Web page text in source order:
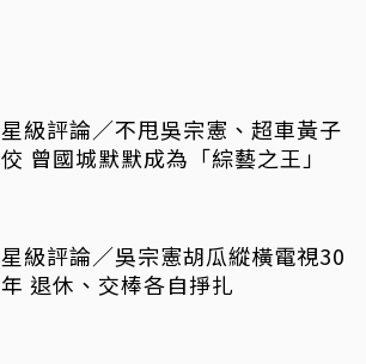
星級評論／不甩吳宗憲、超車黃子
佼 曾國城默默成為「綜藝之王」
星級評論／吳宗憲胡瓜縱橫電視30
年 退休、交棒各自掙扎